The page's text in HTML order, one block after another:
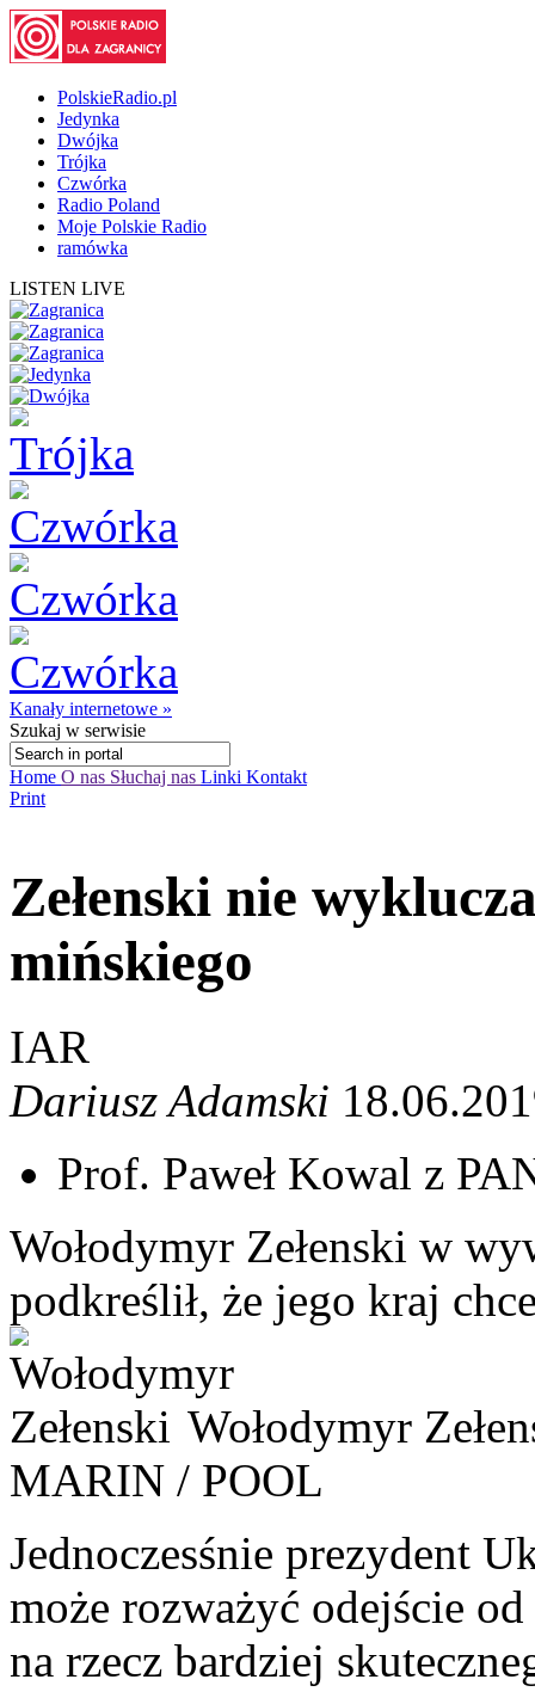
PolskieRadio.pl
Jedynka
Dwójka
Trójka
Czwórka
Radio Poland
Moje Polskie Radio
ramówka
LISTEN LIVE
Kanały internetowe »
Szukaj w serwisie
Home O nas Słuchaj nas Linki Kontakt
Print
Zełenski nie
mińskiego
IAR
Dariusz Adamski
Prof. Paweł Kowal z
Wołodymyr Zełenski w
podkreślił, że jego kraj
Wołodymyr
MARIN / POOL
Jednoczesśnie prezydent
może rozważyć odejście
na rzecz bardziej